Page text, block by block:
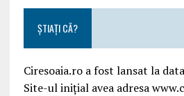
ȘTIAȚI CĂ?
Ciresoaia.ro a fost lansat la
Site-ul inițial avea adresa